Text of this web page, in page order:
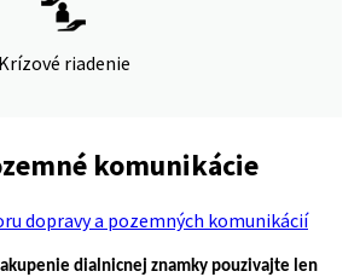
Krízové riadenie
komunikácie
dopravy a pozemných komunikácií
dialnicnej znamky pouzivajte len